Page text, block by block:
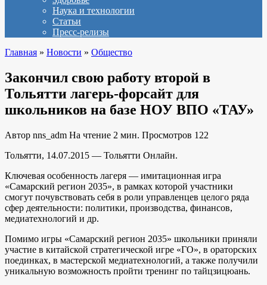
Наука и технологии
Статьи
Пресс-релизы
Главная » Новости » Общество
Закончил свою работу второй в
Тольятти лагерь-форсайт для
школьников на базе НОУ ВПО «ТАУ»
Автор nns_adm На чтение 2 мин. Просмотров 122
Тольятти, 14.07.2015 — Тольятти Онлайн.
Ключевая особенность лагеря — имитационная игра
«Самарский регион 2035», в рамках которой участники
смогут почувствовать себя в роли управленцев целого ряда
сфер деятельности: политики, производства, финансов,
медиатехнологий и др.
Помимо игры «Самарский регион 2035» школьники приняли
участие в китайской стратегической игре «ГО», в ораторских
поединках, в мастерской медиатехнологий, а также получили
уникальную возможность пройти тренинг по тайцзицюань.